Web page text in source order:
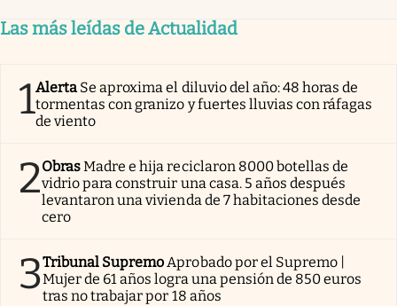
Las más leídas de Actualidad
1Alerta Se aproxima el diluvio del año: 48 horas de
tormentas con granizo y fuertes lluvias con ráfagas
de viento
2ObrasMadre e hija reciclaron 8000 botellas de
vidrio para construir una casa. 5 años después
levantaron una vivienda de 7 habitaciones desde
cero
3Tribunal SupremoAprobado por el Supremo |
Mujer de 61 años logra una pensión de 850 euros
tras no trabajar por 18 años